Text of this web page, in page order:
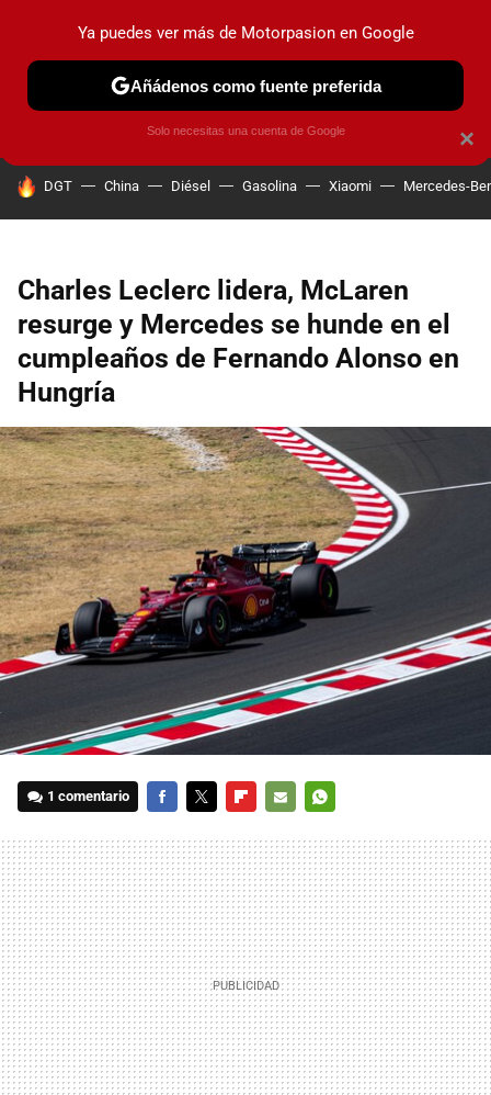
PRUEBAS COCHES ELÉCTRICOS OBSERVATORIO
HOY SE HABLA DE
DGT China Diésel Gasolina Xiaomi Mercedes-
Charles Leclerc lidera, McLaren
resurge y Mercedes se hunde en el
cumpleaños de Fernando Alonso en
Hungría
1 comentario
MAIL
×
Ya puedes ver más de Motorpasion en Google
Añádenos como fuente preferida
Solo necesitas una cuenta de Google